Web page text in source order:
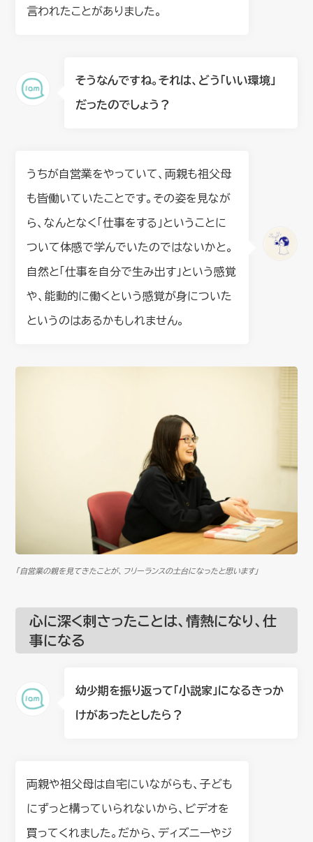
言われたことがありました。
そうなんですね。それは、どう「いい環境」
だったのでしょう？
うちが自営業をやっていて、両親も祖父母
も皆働いていたことです。その姿を見なが
ら、なんとなく「仕事をする」ということに
ついて体感で学んでいたのではないかと。
自然と「仕事を自分で生み出す」という感覚
や、能動的に働くという感覚が身についた
というのはあるかもしれません。
「自営業の親を見てきたことが、フリーランスの土台になったと思います」
心に深く刺さったことは、情熱になり、仕
事になる
幼少期を振り返って「小説家」になるきっか
けがあったとしたら？
両親や祖父母は自宅にいながらも、子ども
にずっと構っていられないから、ビデオを
買ってくれました。だから、ディズニーやジ